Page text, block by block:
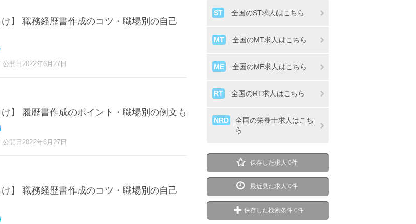
け】 職務経歴書作成のコツ・職場別の自己
公開日2022年6月27日
け】 履歴書作成のポイント・職場別の例文も
公開日2022年6月27日
け】 職務経歴書作成のコツ・職場別の自己
ST 全国のST求人はこちら
MT 全国のMT求人はこちら
ME 全国のME求人はこちら
RT 全国のRT求人はこちら
NRD
全国の栄養士求人はこち
ら